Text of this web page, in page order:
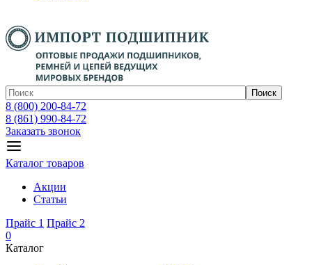
Поиск
8 (800) 200-84-72
8 (861) 990-84-72
Заказать звонок
Каталог товаров
Акции
Статьи
Прайс 1 Прайс 2
0
Каталог